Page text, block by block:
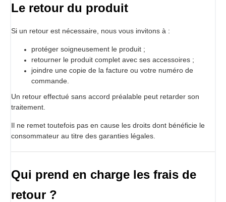
Le retour du produit
Si un retour est nécessaire, nous vous invitons à :
protéger soigneusement le produit ;
retourner le produit complet avec ses accessoires ;
joindre une copie de la facture ou votre numéro de
commande.
Un retour effectué sans accord préalable peut retarder son
traitement.
Il ne remet toutefois pas en cause les droits dont bénéficie le
consommateur au titre des garanties légales.
Qui prend en charge les frais de
retour ?